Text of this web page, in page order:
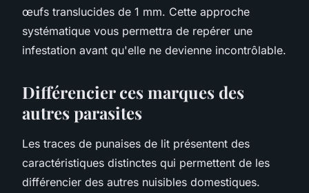
œufs translucides de 1 mm. Cette approche
systématique vous permettra de repérer une
infestation avant qu'elle ne devienne incontrôlable.
Différencier ces marques des
autres parasites
Les traces de punaises de lit présentent des
caractéristiques distinctes qui permettent de les
différencier des autres nuisibles domestiques.